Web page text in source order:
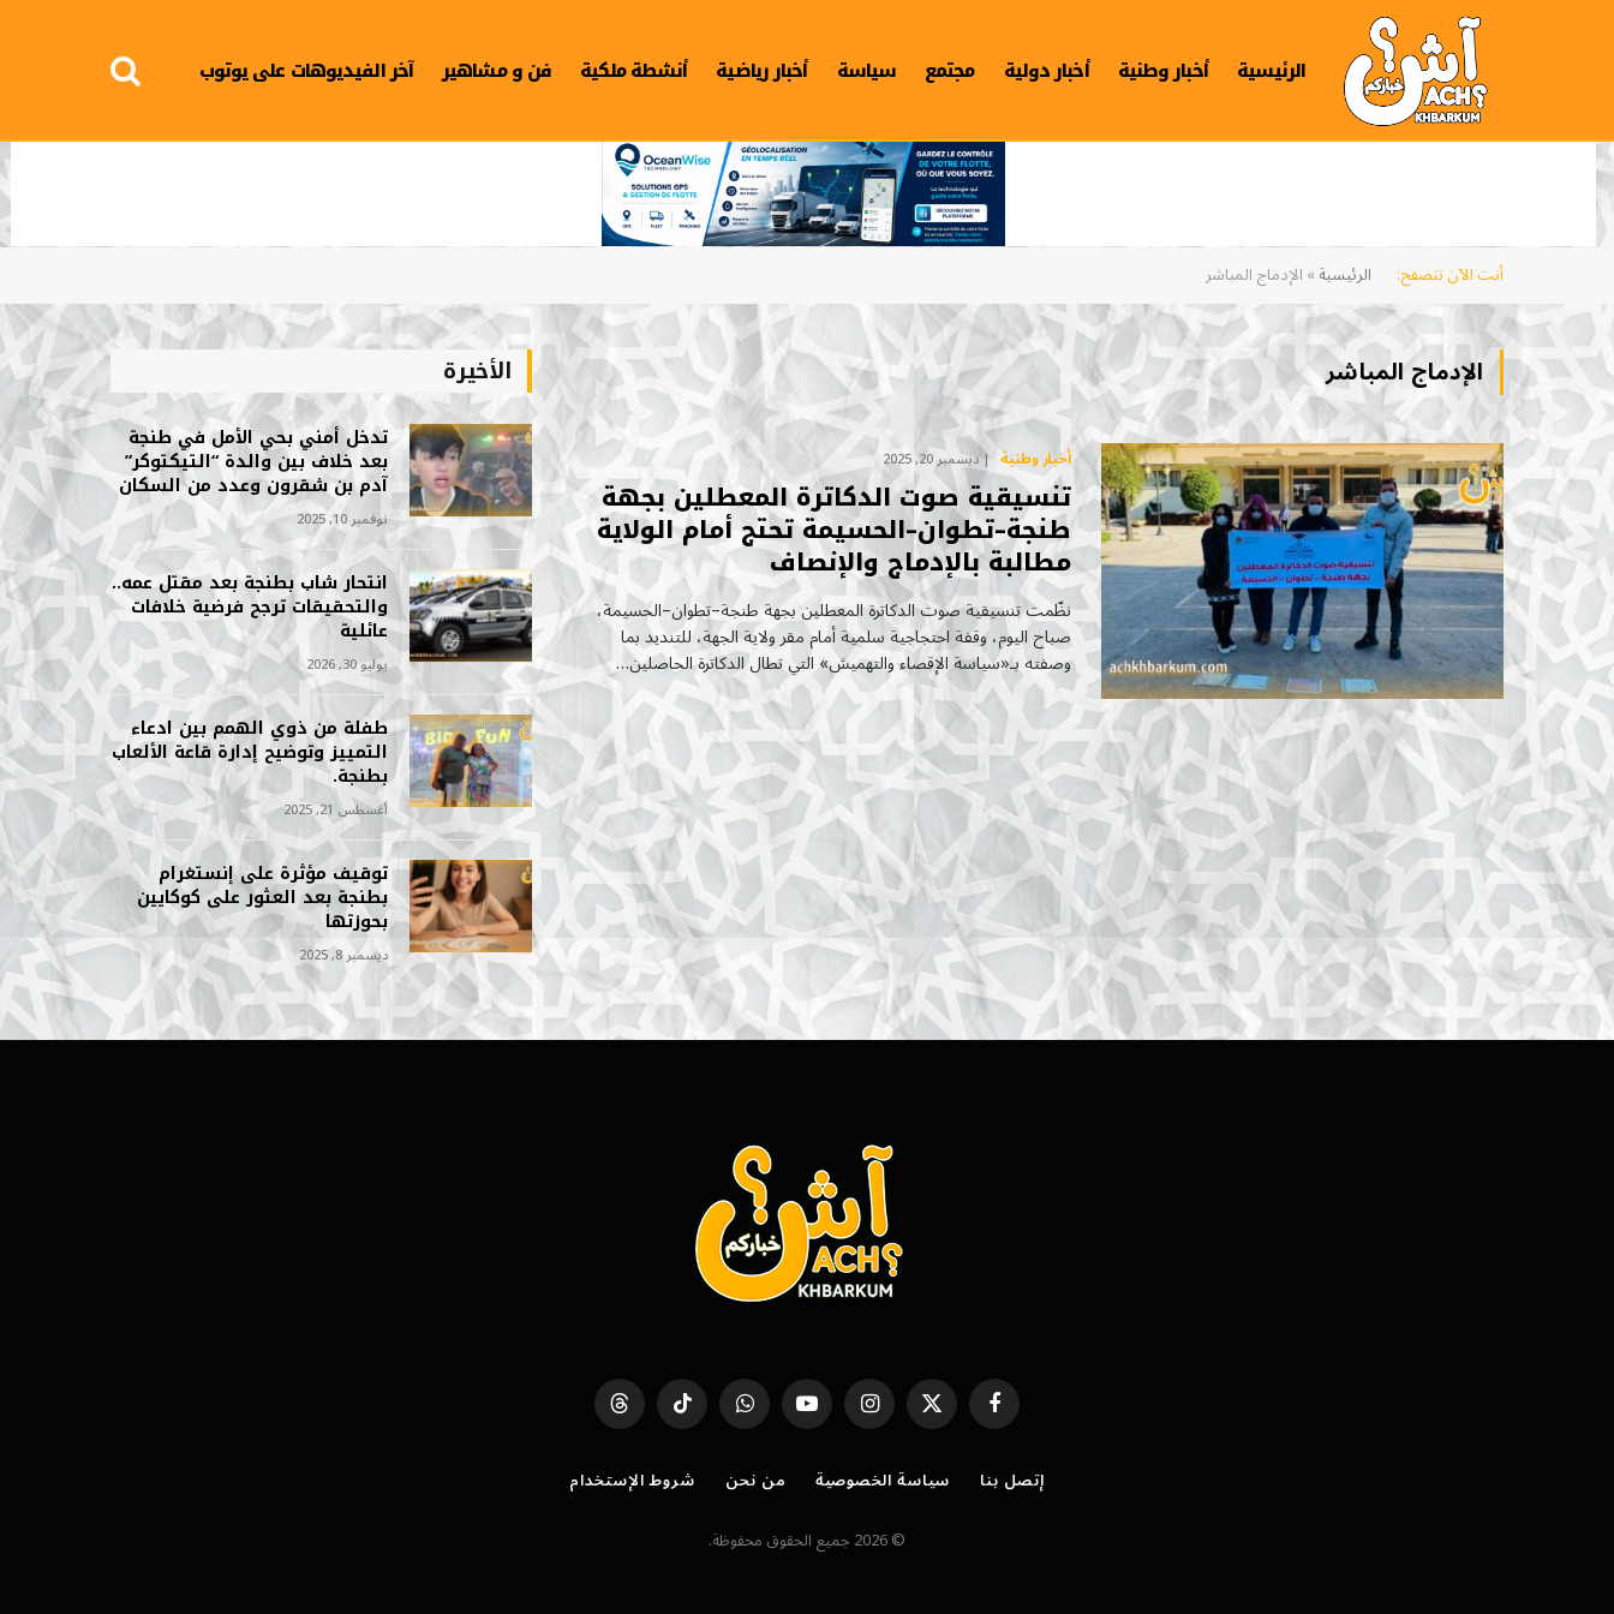
الرئيسية أخبار وطنية أخبار دولية مجتمع سياسة أخبار رياضية أنشطة ملكية فن و مشاهير آخر الفيديوهات على يوتوب
أنت الآن تتصفح: الرئيسية»الإدماج المباشر
الإدماج المباشر
أخبار وطنية ديسمبر 20, 2025
تنسيقية صوت الدكاترة المعطلين بجهة
طنجة–تطوان–الحسيمة تحتج أمام الولاية
مطالبة بالإدماج والإنصاف
نظّمت تنسيقية صوت الدكاترة المعطلين بجهة طنجة–تطوان–الحسيمة،
صباح اليوم، وقفة احتجاجية سلمية أمام مقر ولاية الجهة، للتنديد بما
وصفته بـ«سياسة الإقصاء والتهميش» التي تطال الدكاترة الحاصلين…
الأخيرة
تدخل أمني بحي الأمل في طنجة
بعد خلاف بين والدة “التيكتوكر”
آدم بن شقرون وعدد من السكان
نوفمبر 10, 2025
انتحار شاب بطنجة بعد مقتل عمه..
والتحقيقات ترجح فرضية خلافات
عائلية
يوليو 30, 2026
طفلة من ذوي الهمم بين ادعاء
التمييز وتوضيح إدارة قاعة الألعاب
بطنجة.
أغسطس 21, 2025
توقيف مؤثرة على إنستغرام
بطنجة بعد العثور على كوكايين
بحوزتها
ديسمبر 8, 2025
فيسبوك X
(Twitter)
الانستغراميوتيوب واتساب تيكتوك Threads
إتصل بنا سياسة الخصوصية من نحن
شروط الإستخدام
© 2026 جميع الحقوق محفوظة.